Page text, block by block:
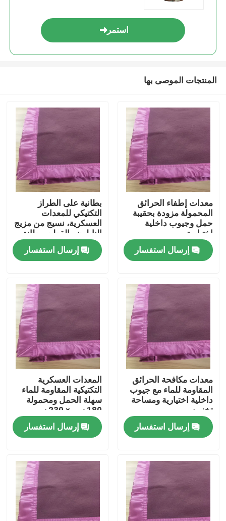
المنزل
المنتجات
جولة في المصنع
مراقبة الجودة
أخبار
ملابس عسكرية تكتيكية
سترة عسكرية تكتيكية مضادة للرصاص
استمر
المنتجات الموصى بها
معدات إطفاء الحرائق
المحمولة مزودة بحقيبة
حمل وجيوب داخلية
اختيارية
إرسال استفسار
بطانية على الطراز
التكتيكي للمعدات
العسكرية، نسيج من مزيج
النايلون والقطن، بطانة
قابلة للإزالة لسهولة
التنظيفإرسال استفسار
معدات مكافحة الحرائق
المقاومة للماء مع جيوب
داخلية اختيارية ومساحة
تخزين
إرسال استفسار
المعدات العسكرية
التكتيكية المقاومة للماء
سهلة الحمل ومحمولة
180 سم × 230 سم
إرسال استفسار